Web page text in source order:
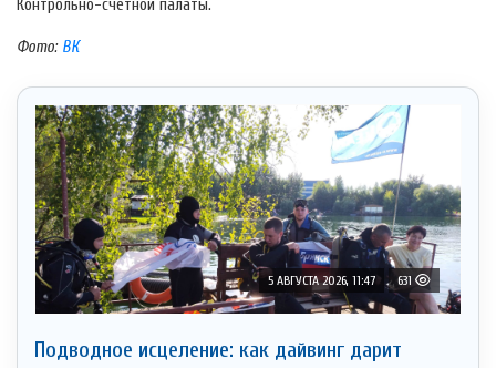
Контрольно-счетной палаты.
Фото: ВК
5 АВГУСТА 2026, 11:47 631
Подводное исцеление: как дайвинг дарит